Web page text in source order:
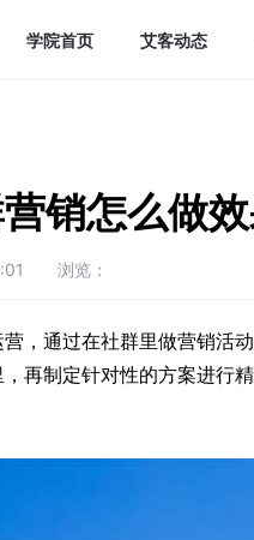
学院首页 艾客动态
销怎么做
浏览：
，通过在社群里做营销活
再制定针对性的方案进行